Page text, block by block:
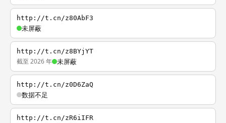
http://t.cn/z80AbF3
未屏蔽
http://t.cn/z8BYjYT
截至 2026 年 未屏蔽
http://t.cn/z0D6ZaQ
数据不足
http://t.cn/zR6iIFR